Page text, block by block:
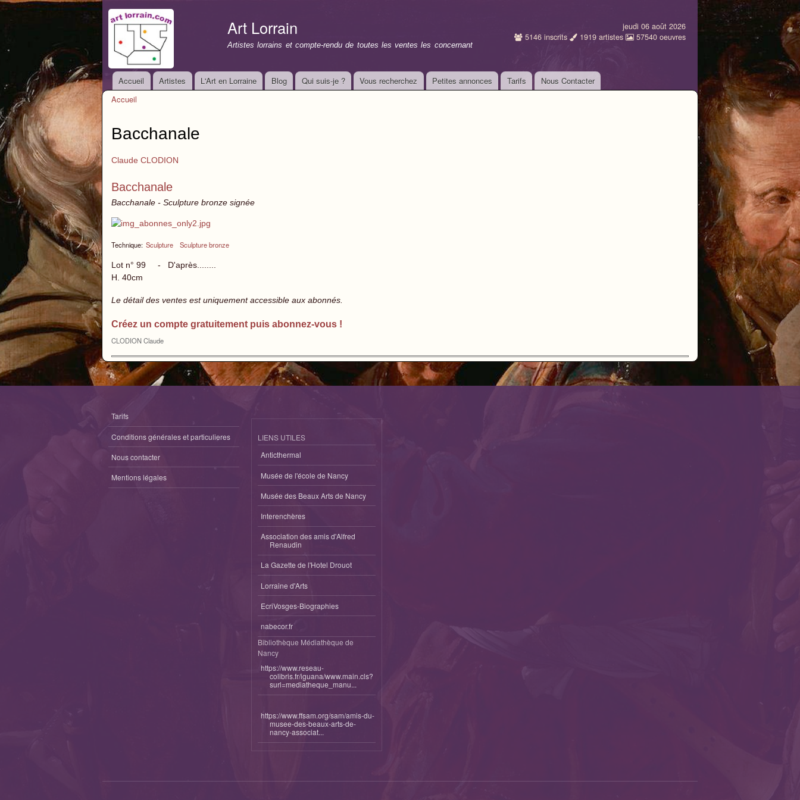
Art Lorrain
Artistes lorrains et compte-rendu de toutes les ventes les concernant
jeudi 06 août 2026
5146 inscrits 1919 artistes 57540 oeuvres
Menu principal
Accueil Artistes L'Art en Lorraine Blog Qui suis-je ? Vous recherchez Petites annonces Tarifs Nous Contacter
Accueil
Bacchanale
Claude CLODION
Bacchanale
Bacchanale - Sculpture bronze signée
Technique: Sculpture Sculpture bronze
Lot n° 99 - D'après........
H. 40cm
Le détail des ventes est uniquement accessible aux abonnés.
Créez un compte gratuitement puis abonnez-vous !
CLODION Claude
Tarifs
Conditions générales et particulieres
Nous contacter
Mentions légales
LIENS UTILES
Anticthermal
Musée de l'école de Nancy
Musée des Beaux Arts de Nancy
Interenchères
Association des amis d'Alfred
Renaudin
La Gazette de l'Hotel Drouot
Lorraine d'Arts
EcriVosges-Biographies
nabecor.fr
Bibliothèque Médiathèque de
Nancy
https://www.reseau-
colibris.fr/iguana/www.main.cls?
surl=mediatheque_manu...
https://www.ffsam.org/sam/amis-du-
musee-des-beaux-arts-de-
nancy-associat...